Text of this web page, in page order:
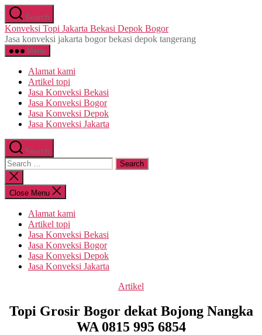
Skip
to
the
content
Search
Konveksi Topi Jakarta Bekasi Depok Bogor
Jasa konveksi jakarta bogor bekasi depok tangerang
Menu
Alamat kami
Artikel topi
Jasa Konveksi Bekasi
Jasa Konveksi Bogor
Jasa Konveksi Depok
Jasa Konveksi Jakarta
Search
Search
for:
Close
search
Close Menu
Alamat kami
Artikel topi
Jasa Konveksi Bekasi
Jasa Konveksi Bogor
Jasa Konveksi Depok
Jasa Konveksi Jakarta
Categories
Artikel
Topi Grosir Bogor dekat Bojong Nangka
WA 0815 995 6854